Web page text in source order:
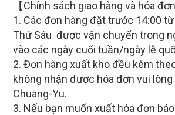
【Chính sách giao hàng và hóa đơn
1. Các đơn hàng đặt trước 14:00
Thứ Sáu được vận chuyển trong
vào các ngày cuối tuần/ngày lễ
2. Đơn hàng xuất kho đều kèm
không nhận được hóa đơn vui lòng
Chuang-Yu.
3. Nếu bạn muốn xuất hóa đơn